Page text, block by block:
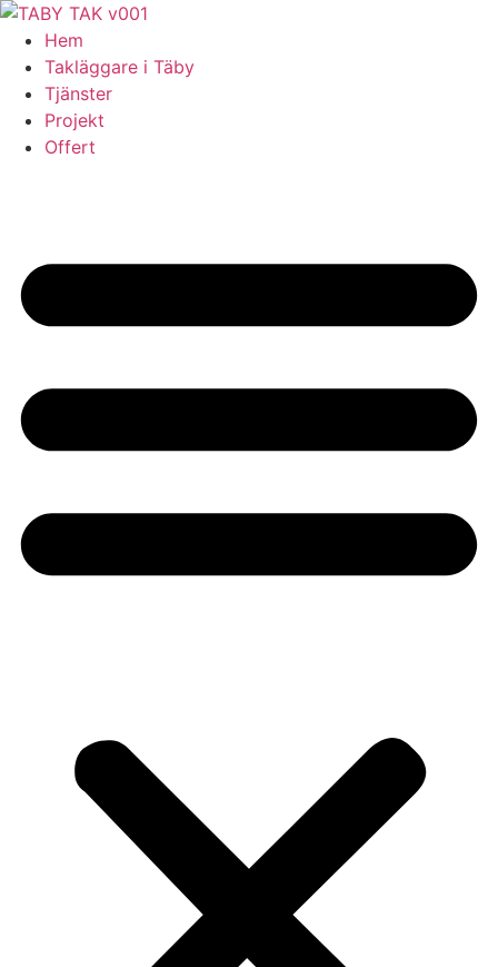
Skip
content
Hem
Takläggare i Täby
Tjänster
Projekt
Offert